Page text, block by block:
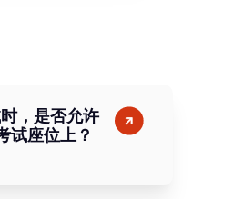
，是否允许
试座位上？